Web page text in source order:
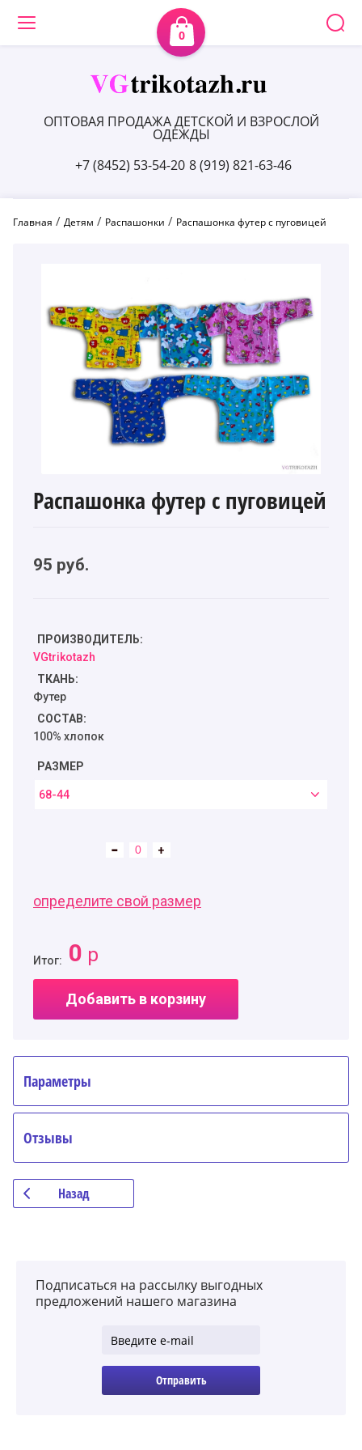
0
+7 (8452) 53-54-20 8 (919) 821-63-46
ОПТОВАЯ ПРОДАЖА ДЕТСКОЙ И ВЗРОСЛОЙ
ОДЕЖДЫ
Главная / Детям / Распашонки / Распашонка футер с пуговицей
Распашонка футер с пуговицей
95 руб.
ПРОИЗВОДИТЕЛЬ:
VGtrikotazh
ТКАНЬ:
Футер
СОСТАВ:
100% хлопок
РАЗМЕР
68-44
определите свой размер
Итог: 0 р
Добавить в корзину
Параметры
Отзывы
Назад
Подписаться на рассылку выгодных
предложений нашего магазина
Отправить